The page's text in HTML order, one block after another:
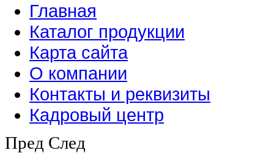
Главная
Каталог продукции
Карта сайта
О компании
Контакты и реквизиты
Кадровый центр
Пред След